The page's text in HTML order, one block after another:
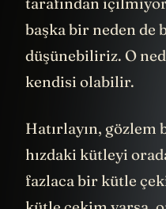
tarafından
başka bir neden de
düşünebiliriz. O
kendisi olabilir.
Hatırlayın, gözlem
hızdaki kütleyi
fazlaca bir kütle